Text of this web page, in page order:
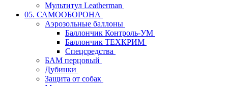
Мультитул Leatherman
05. САМООБОРОНА
Аэрозольные баллоны
Баллончик Контроль-УМ
Баллончик ТЕХКРИМ
Спецсредства
БАМ перцовый
Дубинки
Защита от собак